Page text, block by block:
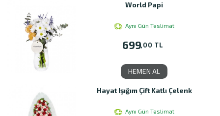
World Papi
Aynı Gün Teslimat
699,00 TL
HEMEN AL
Hayat Işığım Çift Katlı Çelenk
Aynı Gün Teslimat